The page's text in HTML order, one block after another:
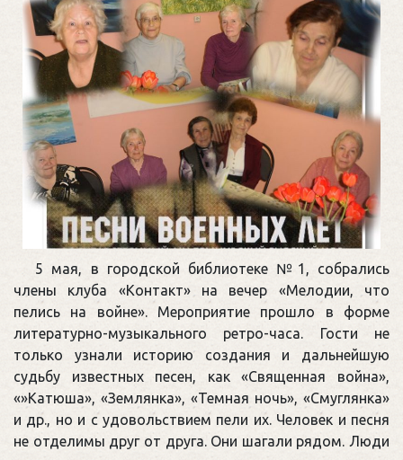
5 мая, в городской библиотеке №1, собрались
члены клуба «Контакт» на вечер «Мелодии, что
пелись на войне». Мероприятие прошло в форме
литературно-музыкального ретро-часа. Гости не
только узнали историю создания и дальнейшую
судьбу известных песен, как «Священная война»,
«»Катюша», «Землянка», «Темная ночь», «Смуглянка»
и др., но и с удовольствием пели их. Человек и песня
не отделимы друг от друга. Они шагали рядом. Люди